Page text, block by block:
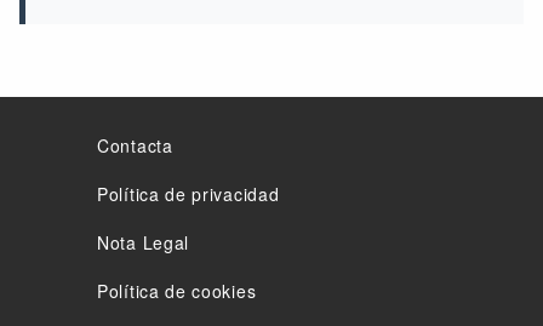
Contacta
Política de privacidad
Nota Legal
Política de cookies